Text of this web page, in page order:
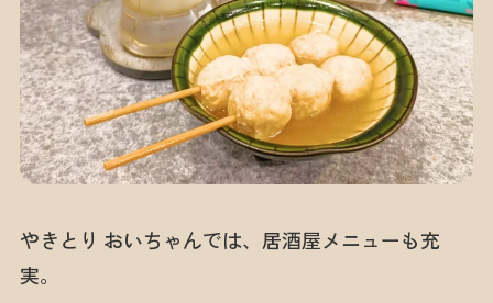
やきとり おいちゃんでは、居酒屋メニューも充
実。